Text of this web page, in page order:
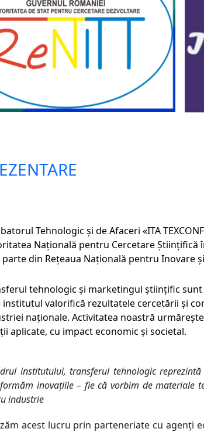
Tehnologic şi de Afaceri «ITA
Națională pentru Cercetare Ştiinţifică
parte din Reţeaua Naţională pentru Inovare
tehnologic și marketingul științific
institutul valorifică rezultatele cercetării și
naționale. Activitatea noastră
aplicate, cu impact economic și societal.
institutului, transferul tehnologic
inovațiile – fie că vorbim de materiale
industrie
acest lucru prin parteneriate cu agenți